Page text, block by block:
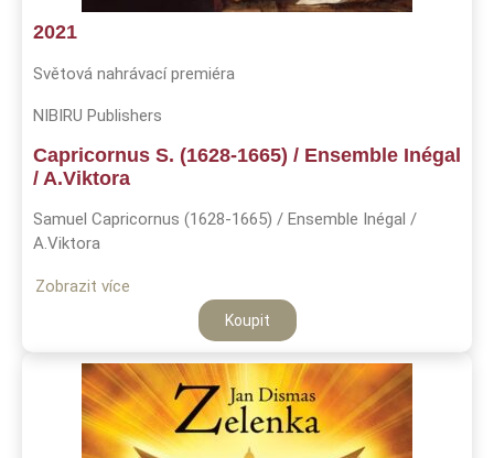
2021
Světová nahrávací premiéra
NIBIRU Publishers
Capricornus S. (1628-1665) / Ensemble Inégal
/ A.Viktora
Samuel Capricornus (1628-1665) / Ensemble Inégal /
A.Viktora
Zobrazit více
Koupit